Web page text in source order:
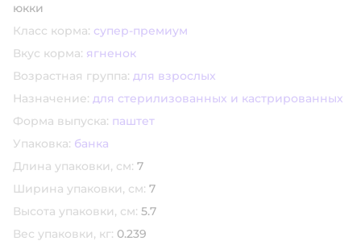
юкки
Класс корма: супер-премиум
Вкус корма: ягненок
Возрастная группа: для взрослых
Назначение: для стерилизованных и кастрированных
Форма выпуска: паштет
Упаковка: банка
Длина упаковки, см: 7
Ширина упаковки, см: 7
Высота упаковки, см: 5.7
Вес упаковки, кг: 0.239